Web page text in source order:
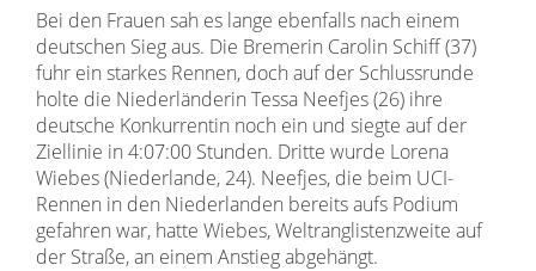
Bei den Frauen sah es lange ebenfalls nach einem
deutschen Sieg aus. Die Bremerin Carolin Schiff (37)
fuhr ein starkes Rennen, doch auf der Schlussrunde
holte die Niederländerin Tessa Neefjes (26) ihre
deutsche Konkurrentin noch ein und siegte auf der
Ziellinie in 4:07:00 Stunden. Dritte wurde Lorena
Wiebes (Niederlande, 24). Neefjes, die beim UCI-
Rennen in den Niederlanden bereits aufs Podium
gefahren war, hatte Wiebes, Weltranglistenzweite auf
der Straße, an einem Anstieg abgehängt.